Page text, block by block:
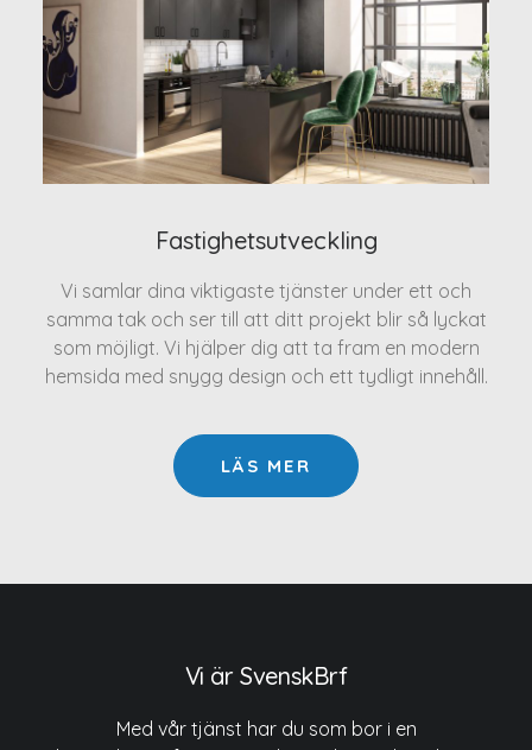
Fastighetsutveckling
Vi samlar dina viktigaste tjänster under ett och
samma tak och ser till att ditt projekt blir så lyckat
som möjligt. Vi hjälper dig att ta fram en modern
hemsida med snygg design och ett tydligt innehåll.
LÄS MER
Vi är SvenskBrf
Med vår tjänst har du som bor i en